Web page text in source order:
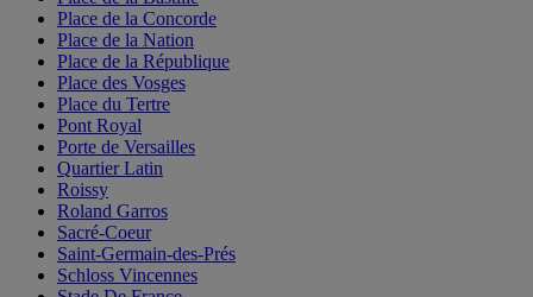
Place de la Concorde
Place de la Nation
Place de la République
Place des Vosges
Place du Tertre
Pont Royal
Porte de Versailles
Quartier Latin
Roissy
Roland Garros
Sacré-Coeur
Saint-Germain-des-Prés
Schloss Vincennes